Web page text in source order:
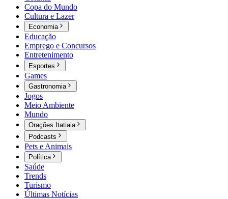
Copa do Mundo
Cultura e Lazer
Economia
Educação
Emprego e Concursos
Entretenimento
Esportes
Games
Gastronomia
Jogos
Meio Ambiente
Mundo
Orações Itatiaia
Podcasts
Pets e Animais
Política
Saúde
Trends
Turismo
Últimas Notícias